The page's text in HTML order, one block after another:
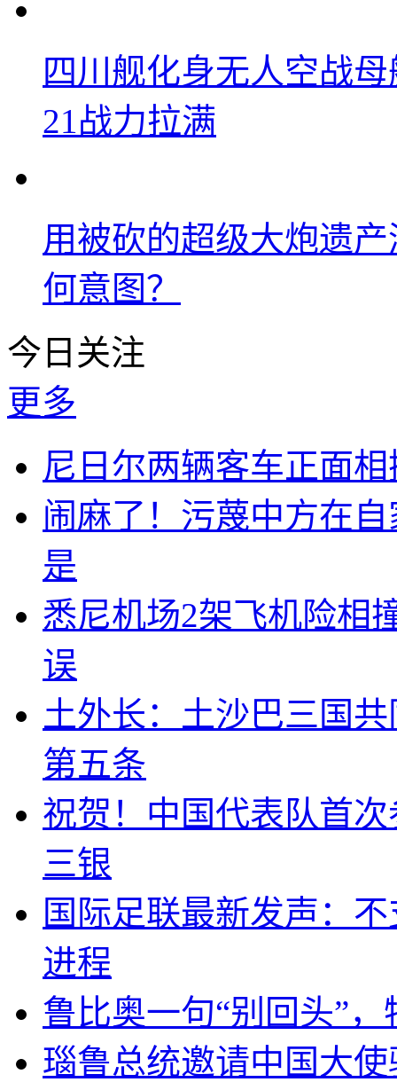
四川舰化身无人空战
21战力拉满
用被砍的超级大炮遗
何意图？
今日关注
更多
尼日尔两辆客车正面
闹麻了！污蔑中方在
是
悉尼机场2架飞机险相
误
土外长：土沙巴三国
第五条
祝贺！中国代表队首
三银
国际足联最新发声：
进程
鲁比奥一句“别回头”
瑙鲁总统邀请中国大